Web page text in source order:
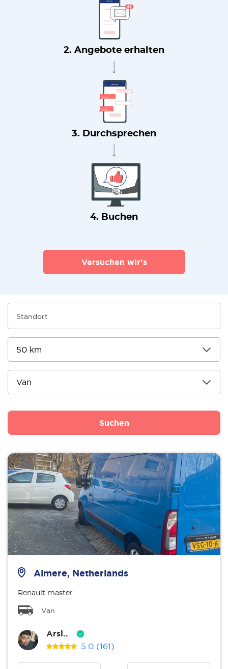
2. Angebote erhalten
3. Durchsprechen
4. Buchen
Versuchen wir's
Suchen
Almere, Netherlands
Renault master
Van
Arsl..
5.0 (161)